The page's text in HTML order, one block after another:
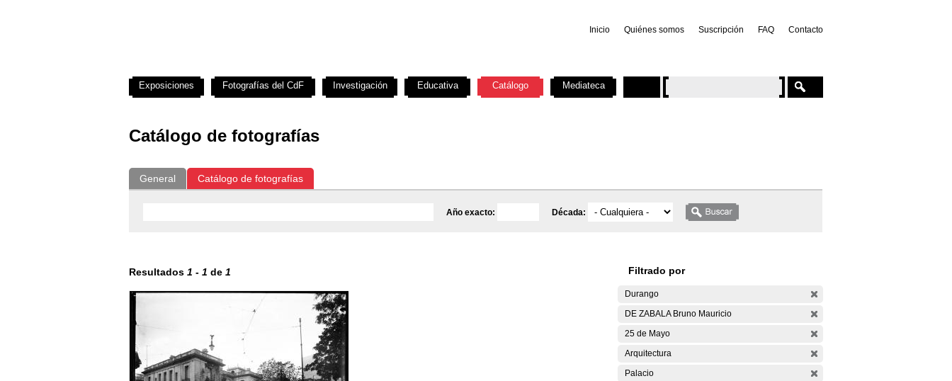
Inicio Quiénes somos Suscripción FAQ Contacto
Catálogo de fotografías
General Catálogo de fotografías
Año exacto: Década:
Resultados 1 - 1 de 1 Filtrado por
Durango
DE ZABALA Bruno Mauricio
25 de Mayo
Arquitectura
Palacio
Exposiciones Fotografías del CdF Investigación Educativa Catálogo Mediateca